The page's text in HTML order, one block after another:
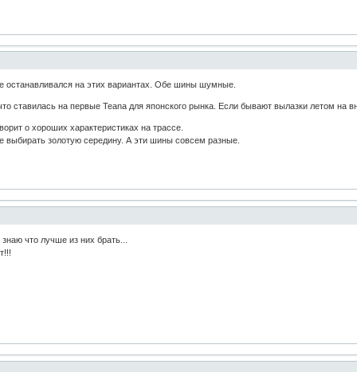
останавливался на этих вариантах. Обе шины шумные.
ставилась на первые Teana для японского рынка. Если бывают вылазки летом на
о хороших характеристиках на трассе.
золотую середину. А эти шины совсем разные.
что лучше из них брать...